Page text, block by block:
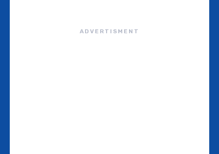
ADVERTISMENT